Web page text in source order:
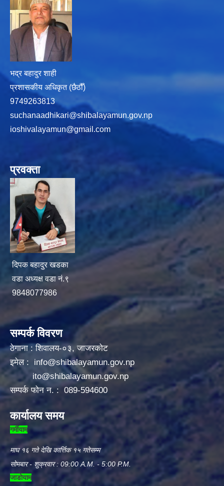
भद्र बहादुर शाही
प्रशासकीय अधिकृत (छैठौँ)
9749263813
suchanaadhikari@shibalayamun.gov.np
ioshivalayamun@gmail.com
प्रवक्ता
दिपक बहादुर खडका
वडा अध्यक्ष वडा नं.९
9848077986
सम्पर्क विवरण
ठेगाना : शिवालय-०३, जाजरकोट
इमेल : info@shibalayamun.gov.np
ito@shibalayamun.gov.np
सम्पर्क फोन न. : 089-594600
कार्यालय समय
गर्मीयाम
माघ १६ गते देखि कार्त्तिक १५ गतेसम्म
सोमबार - शुक्रवार : 09:00 A.M. - 5:00 P.M.
जाडोयाम